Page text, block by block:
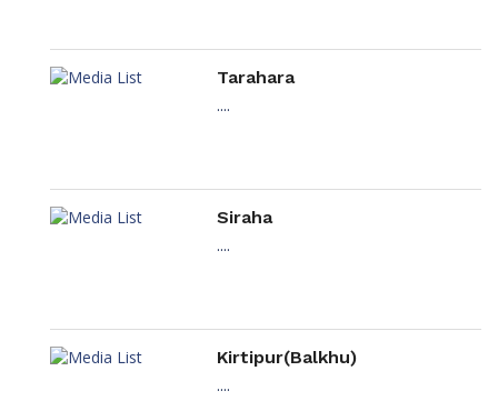
Tarahara
....
Siraha
....
Kirtipur(Balkhu)
....